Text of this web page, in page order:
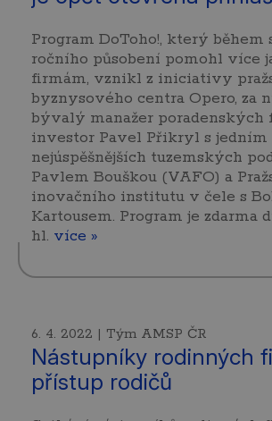
Program DoToho!, který během
ročního působení pomohl více
firmám, vznikl z iniciativy
byznysového centra Opero, za
bývalý manažer poradenských
investor Pavel Přikryl s jedním
nejúspěšnějších tuzemských
Pavlem Bouškou (VAFO) a
inovačního institutu v čele s
Kartousem. Program je zdarma
hl. více »
6. 4. 2022 | Tým AMSP ČR
Nástupníky rodinných
přístup rodičů